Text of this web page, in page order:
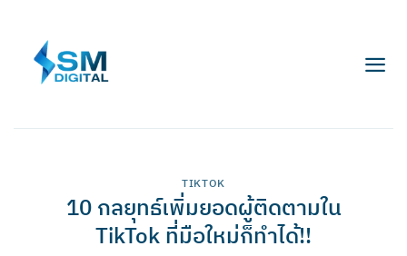
content
TIKTOK
10 กลยุทธ์เพิ่มยอดผู้ติดตามใน
TikTok ที่มือใหม่ก็ทำได้!!